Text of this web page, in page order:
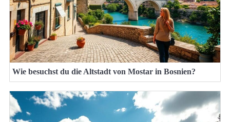
Wie besuchst du die Altstadt von Mostar in Bosnien?